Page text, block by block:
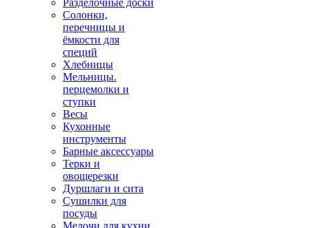
Разделочные доски
Солонки,
перечницы и
ёмкости для
специй
Хлебницы
Мельницы.
перцемолки и
ступки
Весы
Кухонные
инструменты
Барные аксессуары
Терки и
овощерезки
Дуршлаги и сита
Сушилки для
посуды
Мелочи для кухни